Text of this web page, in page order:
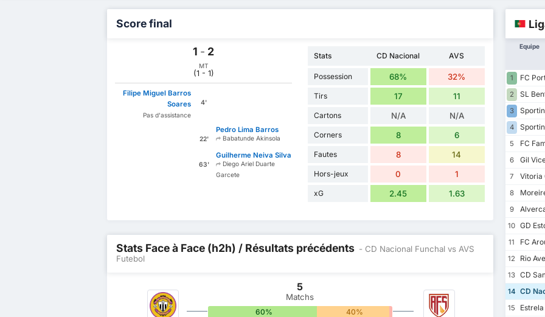
Score final
1 - 2
MT
(1 - 1)
Filipe Miguel Barros
Soares
Pas d'assistance
4'
22'
Pedro Lima Barros
Babatunde Akinsola
63'
Guilherme Neiva Silva
Diego Ariel Duarte
Garcete
Stats CD Nacional AVS
Possession 68% 32%
Tirs 17 11
Cartons N/A N/A
Corners 8 6
Fautes 8 14
Hors-jeux 0 1
xG 2.45 1.63
Stats Face à Face (h2h) / Résultats précédents - CD Nacional Funchal vs AVS
Futebol
5
Matchs
60% 40% 0%
Equipe
1 FC
2
SL
3
4
5
FC
6
Gil
7
Vitoria
8
9
10 GD
11
FC
12
Rio
13 CD
14 CD
15